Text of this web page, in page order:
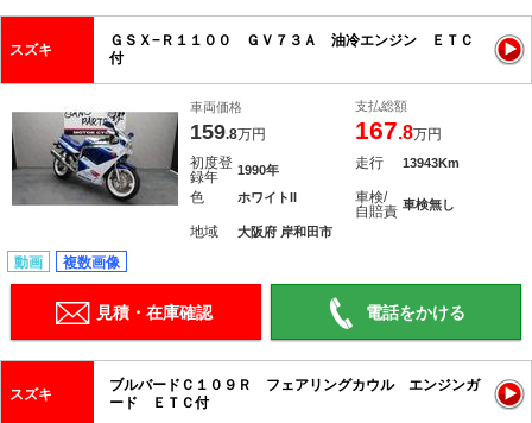
スズキ
ＧＳＸ−Ｒ１１００ ＧＶ７３Ａ 油冷エンジン ＥＴＣ
付
車両価格
159.8万円
支払総額
167.8万円
初度登
録年
1990年 走行 13943Km
色 ホワイトII
車検/
自賠責 車検無し
地域 大阪府 岸和田市
動画 複数画像
見積・在庫確認 電話をかける
スズキ
ブルバードＣ１０９Ｒ フェアリングカウル エンジンガ
ード ＥＴＣ付